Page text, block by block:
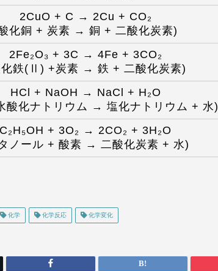
2CuO + C → 2Cu + CO₂
化銅 + 炭素 → 銅 + 二酸化炭素)
2Fe₂O₃ + 3C → 4Fe + 3CO₂
化鉄(Ⅱ) +炭素 → 鉄 + 二酸化炭素)
HCl + NaOH → NaCl + H₂O
酸化ナトリウム → 塩化ナトリウム + 水)
C₂H₅OH + 3O₂ → 2CO₂ + 3H₂O
ノール + 酸素 → 二酸化炭素 + 水)
化学 化学反応 化学変化